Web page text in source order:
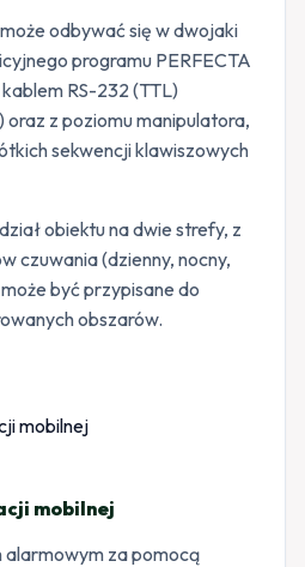
odbywać się w dwojaki
programu PERFECTA
RS-232 (TTL)
oraz z poziomu manipulatora,
sekwencji klawiszowych
obiektu na dwie strefy, z
czuwania (dzienny, nocny,
być przypisane do
obszarów.
mobilnej
za pomocą